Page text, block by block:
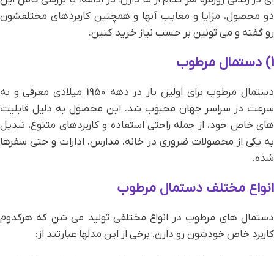
دو محصول، مزایا و معایب آنها و همچنین کاربردهای مختلفشون
رو گفته و می تونین بر حسب نیاز خرید کنین.
1) دستمال مرطوب
دستمال مرطوب برای اولین بار در دهه 1950 میلادی معرفی و به
سرعت در سراسر جهان محبوب شد. این محصول به دلیل قابلیت‌
های خاص خود، از جمله راحتی استفاده و کاربردهای متنوع، تبدیل
به یکی از محصولات ضروری در خانه‌، مدارس، ادارات و حتی سفرها
شده.
انواع مختلف دستمال مرطوب
دستمال‌ های مرطوب در انواع مختلفی تولید می شن که هرکدوم
کاربرد خاص خودشون رو دارن. برخی از این مدلها عبارتند از: